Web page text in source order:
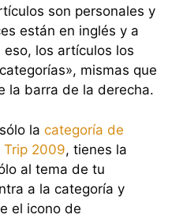
son personales y
están en inglés y a
los artículos los
mismas que
la barra de la derecha.
la categoría de
Trip 2009, tienes la
al tema de tu
a la categoría y
el icono de